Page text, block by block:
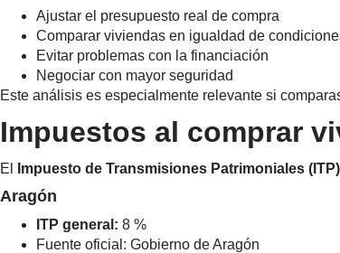
Ajustar el presupuesto real de compra
Comparar viviendas en igualdad de
Evitar problemas con la financiación
Negociar con mayor seguridad
Este análisis es especialmente relevante si
Impuestos al comprar
El Impuesto de Transmisiones Patrimoniales (ITP)
Aragón
ITP general: 8 %
Fuente oficial: Gobierno de Aragón